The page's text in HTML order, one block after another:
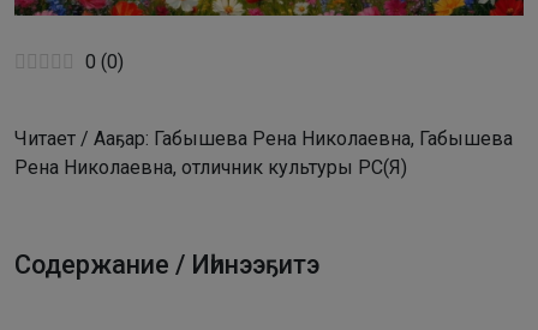
0 (0)
Читает / Ааҕар: Габышева Рена Николаевна, Габышева
Рена Николаевна, отличник культуры РС(Я)
Содержание / Иһинээҕитэ